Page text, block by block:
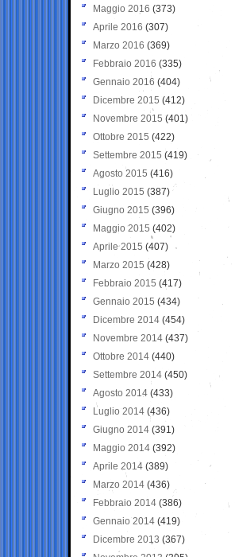
Maggio 2016 (373)
Aprile 2016 (307)
Marzo 2016 (369)
Febbraio 2016 (335)
Gennaio 2016 (404)
Dicembre 2015 (412)
Novembre 2015 (401)
Ottobre 2015 (422)
Settembre 2015 (419)
Agosto 2015 (416)
Luglio 2015 (387)
Giugno 2015 (396)
Maggio 2015 (402)
Aprile 2015 (407)
Marzo 2015 (428)
Febbraio 2015 (417)
Gennaio 2015 (434)
Dicembre 2014 (454)
Novembre 2014 (437)
Ottobre 2014 (440)
Settembre 2014 (450)
Agosto 2014 (433)
Luglio 2014 (436)
Giugno 2014 (391)
Maggio 2014 (392)
Aprile 2014 (389)
Marzo 2014 (436)
Febbraio 2014 (386)
Gennaio 2014 (419)
Dicembre 2013 (367)